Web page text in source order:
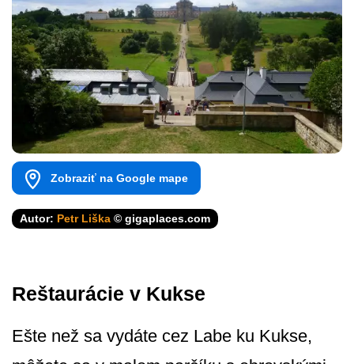
Zobraziť na Google mape
Autor: Petr Liška © gigaplaces.com
Reštaurácie v Kukse
Ešte než sa vydáte cez Labe ku Kukse,